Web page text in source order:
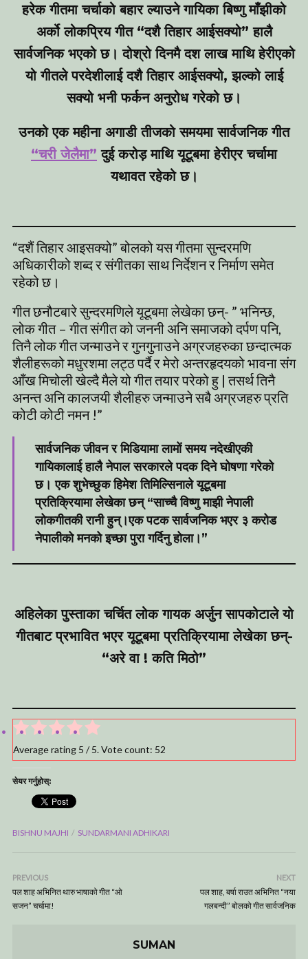
हरेक गीतमा चर्चाको बहार ल्याउने गायिका बिष्णु माँझीको
अर्को लोकप्रिय गीत “दशै तिहार आईसक्यो” हालै
सार्वजनिक भएको छ। दोश्रो दिनमै दश लाख माथि हेरीएको
यो गीतले परदेशीलाई दशै तिहार आईसक्यो, झल्को लाई
सक्यो भनी फर्कन अनुरोध गरेको छ।
उनको एक महीना अगाडी तीजको समयमा सार्वजनिक गीत
“चरी जेलैमा” दुई करोड़ माथि यूटूबमा हेरीएर चर्चामा
यथावत रहेको छ।
“दशैं तिहार आइसक्यो” बोलको यस गीतमा सुन्दरमणि
अधिकारीको शब्द र संगीतका साथ निर्देशन र निर्माण समेत
रहेको छ।
गीत छनौटबारे सुन्दरमणिले यूटूबमा लेखेका छन्- ” भनिन्छ,
लोक गीत – गीत संगीत को जननी अनि समाजको दर्पण पनि,
तिनै लोक गीत जन्माउने र गुनगुनाउने अग्रजहरुका छन्दात्मक
शैलीहरूको मधुरशमा लट्ठ पर्दै र मेरो अन्तरहृदयको भावना संग
आँख मिचोली खेल्दै मैले यो गीत तयार परेको हु | तसर्थ तिनै
अनन्त अनि कालजयी शैलीहरु जन्माउने सबै अग्रजहरु प्रति
कोटी कोटी नमन !”
सार्वजनिक जीवन र मिडियामा लामों समय नदेखीएकी
गायिकालाई हालै नेपाल सरकारले पदक दिने घोषणा गरेको
छ। एक शुभेच्छुक हिमेश तिमिल्सिनाले यूटूबमा
प्रतिक्रियामा लेखेका छन् “साच्चै विष्णु माझी नेपाली
लोकगीतकी रानी हुन्।एक पटक सार्वजनिक भएर ३ करोड
नेपालीको मनको इच्छा पुरा गर्दिनु होला।”
अहिलेका पुस्ताका चर्चित लोक गायक अर्जुन सापकोटाले यो
गीतबाट प्रभावित भएर यूटूबमा प्रतिक्रियामा लेखेका छन्-
“अरे वा ! कति मिठो”
Average rating 5 / 5. Vote count: 52
सेयर गर्नुहोस्:
BISHNU MAJHI SUNDARMANI ADHIKARI
PREVIOUS
पल शाह अभिनित थारु भाषाको गीत “ओ
सजन” चर्चामा!
NEXT
पल शाह, बर्षा राउत अभिनित “नया
गलबन्दी” बोलको गीत सार्वजनिक
SUMAN